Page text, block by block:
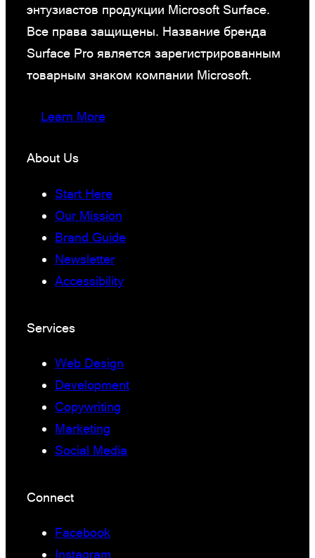
энтузиастов продукции Microsoft Surface.
Все права защищены. Название бренда
Surface Pro является зарегистрированным
товарным знаком компании Microsoft.
Learn More
About Us
Start Here
Our Mission
Brand Guide
Newsletter
Accessibility
Services
Web Design
Development
Copywriting
Marketing
Social Media
Connect
Facebook
Instagram